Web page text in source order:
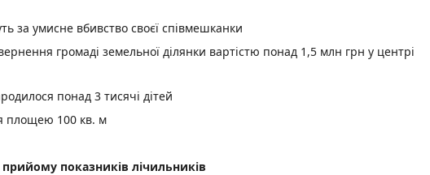
за умисне вбивство своєї співмешканки
громаді земельної ділянки вартістю понад 1,5 млн грн у центрі
понад 3 тисячі дітей
площею 100 кв. м
показників лічильників